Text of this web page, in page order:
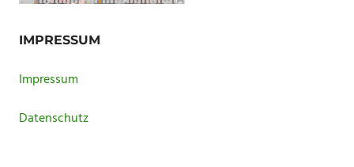
IMPRESSUM
Impressum
Datenschutz